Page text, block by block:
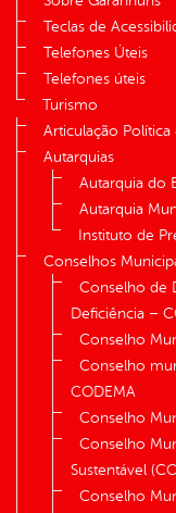
Teclas de
Telefones Úteis
Telefones úteis
Turismo
Articulação Política
Autarquias
Autarquia do
Autarquia
Instituto de
Conselhos
Conselho de
Deficiência –
Conselho
Conselho
CODEMA
Conselho
Conselho
Sustentável
Conselho